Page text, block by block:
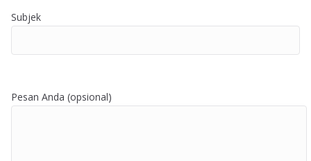
Subjek
Pesan Anda (opsional)